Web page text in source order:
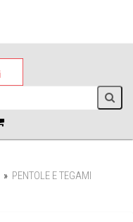
» PENTOLE E TEGAMI